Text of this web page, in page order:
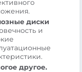
диски
и
другое.